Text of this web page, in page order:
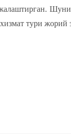
тури жорий